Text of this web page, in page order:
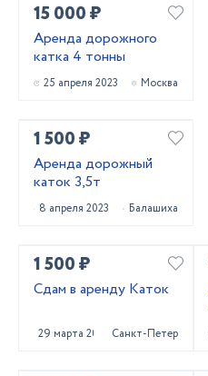
15 000 ₽
Аренда дорожного
катка 4 тонны
25 апреля 2023 Москва
1 500 ₽
Аренда дорожный
каток 3,5т
8 апреля 2023 Балашиха
1 500 ₽
Сдам в аренду Каток
29 марта 2023 Санкт-Петербург